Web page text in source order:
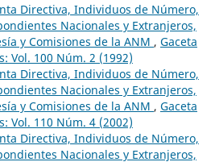
Directiva, Individuos de Número,
Nacionales y Extranjeros,
y Comisiones de la ANM , Gaceta
Vol. 100 Núm. 2 (1992)
Directiva, Individuos de Número,
Nacionales y Extranjeros,
y Comisiones de la ANM , Gaceta
Vol. 110 Núm. 4 (2002)
Directiva, Individuos de Número,
Nacionales y Extranjeros,